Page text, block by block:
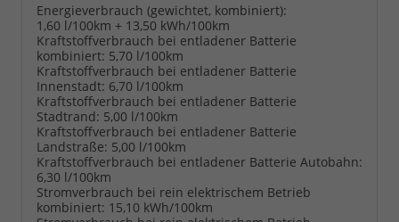
Energieverbrauch (gewichtet, kombiniert):
1,60 l/100km + 13,50 kWh/100km
Kraftstoffverbrauch bei entladener Batterie
kombiniert: 5,70 l/100km
Kraftstoffverbrauch bei entladener Batterie
Innenstadt: 6,70 l/100km
Kraftstoffverbrauch bei entladener Batterie
Stadtrand: 5,00 l/100km
Kraftstoffverbrauch bei entladener Batterie
Landstraße: 5,00 l/100km
Kraftstoffverbrauch bei entladener Batterie Autobahn:
6,30 l/100km
Stromverbrauch bei rein elektrischem Betrieb
kombiniert: 15,10 kWh/100km